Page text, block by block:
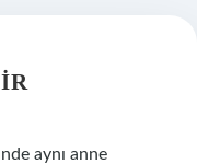
aynı anne